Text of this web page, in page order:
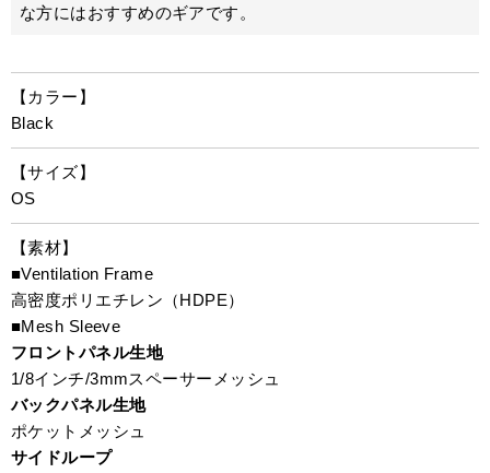
な方にはおすすめのギアです。
【カラー】
Black
【サイズ】
OS
【素材】
■Ventilation Frame
高密度ポリエチレン（HDPE）
■Mesh Sleeve
フロントパネル生地
1/8インチ/3mmスペーサーメッシュ
バックパネル生地
ポケットメッシュ
サイドループ